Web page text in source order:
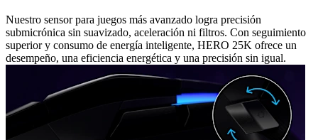
Nuestro sensor para juegos más avanzado logra precisión
submicrónica sin suavizado, aceleración ni filtros. Con seguimiento
superior y consumo de energía inteligente, HERO 25K ofrece un
desempeño, una eficiencia energética y una precisión sin igual.